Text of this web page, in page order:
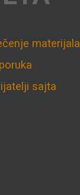
materijala
sajta